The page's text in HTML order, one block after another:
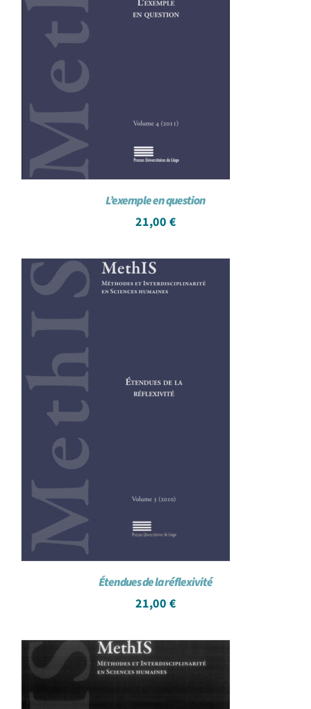
L’exemple en question
21,00 €
Étendues de la réflexivité
21,00 €